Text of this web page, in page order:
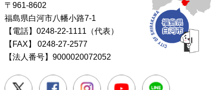
〒961-8602
福島県白河市八幡小路7-1
【電話】0248-22-1111（代表）
【FAX】
0248-27-2577
【法人番号】9000020072052
Twitter FacebookInstagramYoutube